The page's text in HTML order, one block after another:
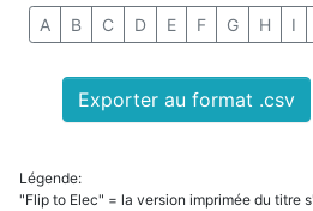
A B C D E F G H I
Exporter au format .csv
Légende:
"Flip to Elec" = la version imprimée du titre